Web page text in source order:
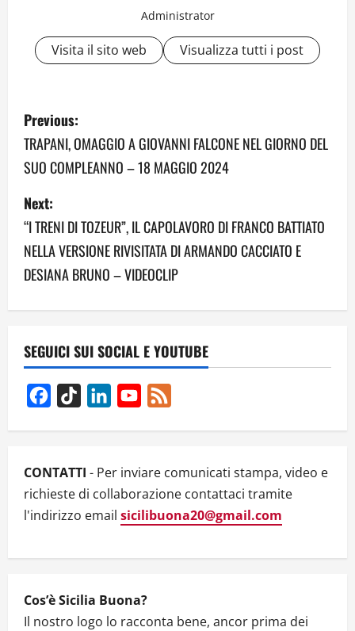
Administrator
Visita il sito web Visualizza tutti i post
P
o
s
t
n
a
v
i
g
a
i
o
Previous:
TRAPANI, OMAGGIO A GIOVANNI FALCONE NEL GIORNO DEL
SUO COMPLEANNO – 18 MAGGIO 2024
Next:
“I TRENI DI TOZEUR”, IL CAPOLAVORO DI FRANCO BATTIATO
NELLA VERSIONE RIVISITATA DI ARMANDO CACCIATO E
DESIANA BRUNO – VIDEOCLIP
SEGUICI SUI SOCIAL E YOUTUBE
Facebook
TikTok LinkedInYouTube
CONTATTI - Per inviare comunicati stampa, video e
richieste di collaborazione contattaci tramite
l'indirizzo email sicilibuona20@gmail.com
Cos’è Sicilia Buona?
Il nostro logo lo racconta bene, ancor prima dei